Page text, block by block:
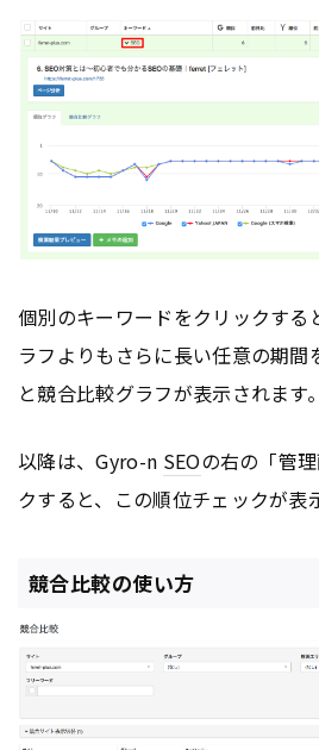
個別のキーワードをクリックす
ラフよりもさらに長い任意の期間
と競合比較グラフが表示されます。
以降は、Gyro-n SEOの右の「管
クすると、この順位チェックが表
競合比較の使い方